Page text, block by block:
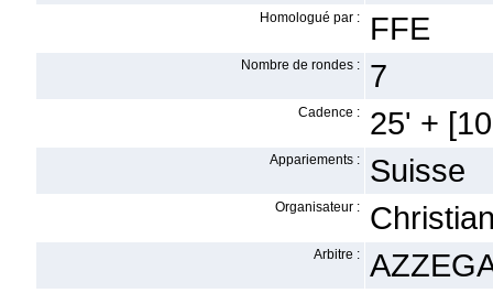
Homologué par : FFE
Nombre de rondes : 7
Cadence : 25' +
Appariements : Suisse
Organisateur :
Arbitre :